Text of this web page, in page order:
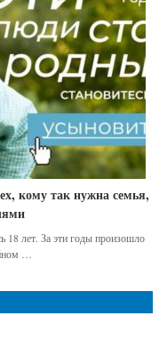
кому так нужна семья,
18 лет. За эти годы произошло
…